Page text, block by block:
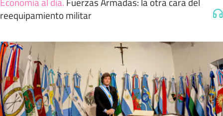
reequipamiento militar